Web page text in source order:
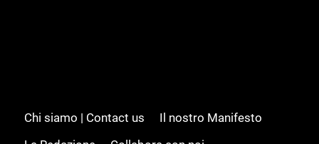
Chi siamo | Contact us
Il nostro Manifesto